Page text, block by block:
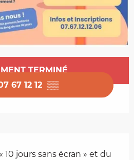
TERMINÉ
67 12 12 ▒▒
10 jours sans écran » et du